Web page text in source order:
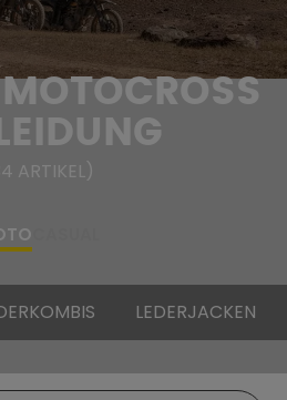
ARTIKEL)
LEDERJACKEN